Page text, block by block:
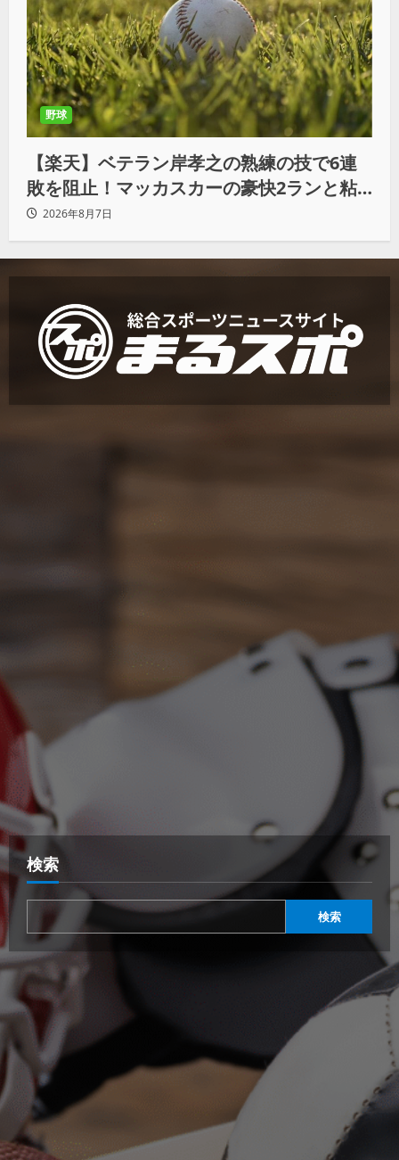
野球
【楽天】ベテラン岸孝之の熟練の技で6連
敗を阻止！マッカスカーの豪快2ランと粘
りの継投でオリックスを破る
2026年8月7日
検索
検索